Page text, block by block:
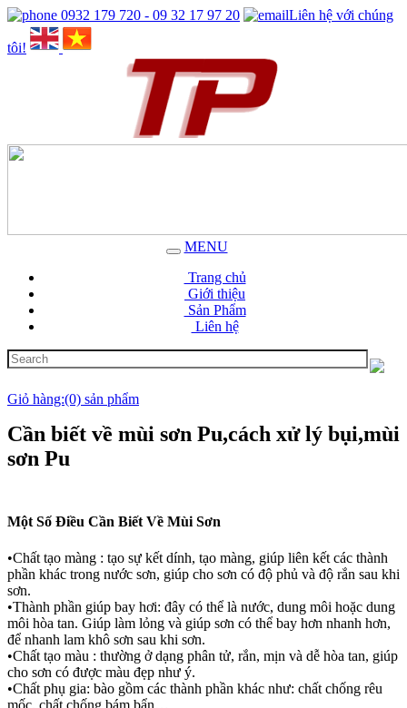
0932 179 720 - 09 32 17 97 20 Liên hệ với chúng
tôi!
MENU
Trang chủ
Giới thiệu
Sản Phẩm
Liên hệ
Giỏ hàng:(0) sản phẩm
Cần biết về mùi sơn Pu,cách xử lý bụi,mùi
sơn Pu
Một Số Điều Cần Biết Về Mùi Sơn
•Chất tạo màng : tạo sự kết dính, tạo màng, giúp liên kết các thành
phần khác trong nước sơn, giúp cho sơn có độ phủ và độ rắn sau khi
sơn.
•Thành phần giúp bay hơi: đây có thể là nước, dung môi hoặc dung
môi hòa tan. Giúp làm lỏng và giúp sơn có thể bay hơn nhanh hơn,
để nhanh lam khô sơn sau khi sơn.
•Chất tạo màu : thường ở dạng phân tử, rắn, mịn và dễ hòa tan, giúp
cho sơn có được màu đẹp như ý.
•Chất phụ gia: bào gồm các thành phần khác như: chất chống rêu
mốc, chất chống bám bẩn…